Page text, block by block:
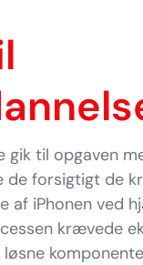
gik til opgaven
forsigtigt de
af iPhonen ved
krævede